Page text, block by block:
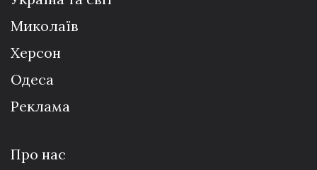
Миколаїв
Херсон
Одеса
Реклама
Про нас